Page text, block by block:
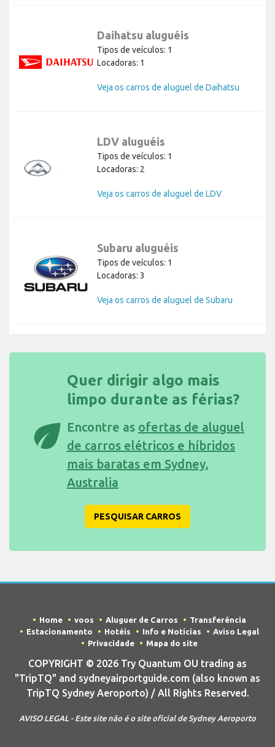
Daihatsu aluguéis
Tipos de veículos: 1
Locadoras: 1
Veja os carros de aluguel de Daihatsu
LDV aluguéis
Tipos de veículos: 1
Locadoras: 2
Veja os carros de aluguel de LDV
Subaru aluguéis
Tipos de veículos: 1
Locadoras: 3
Veja os carros de aluguel de Subaru
eco
Quer dirigir algo mais
limpo durante as férias?
Encontre as ofertas de aluguel
de carros elétricos e híbridos
mais baratas em Sydney,
Australia
PESQUISAR CARROS
Home voos Aluguer de Carros
Transferência
Estacionamento
Hotéis Info e Notícias
Aviso Legal
Privacidade
Mapa do site
COPYRIGHT © 2026 Try Quantum OU trading as
"TripTQ" and sydneyairportguide.com (also known as
TripTQ Sydney Aeroporto) / All Rights Reserved.
AVISO LEGAL - Este site não é o site oficial de Sydney Aeroporto